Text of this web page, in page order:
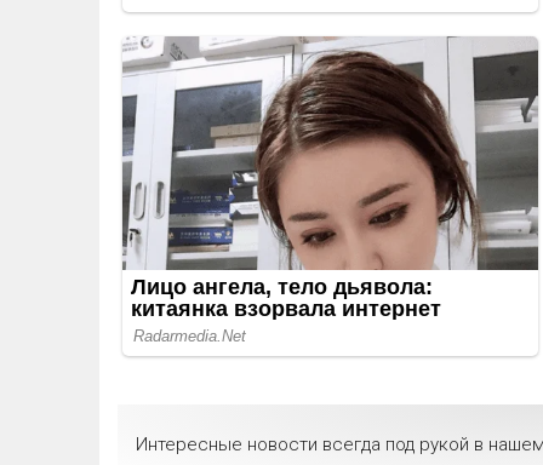
Интересные новости всегда под рукой в